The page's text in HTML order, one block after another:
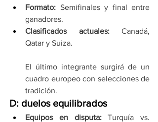
Formato: Semifinales y final entre
ganadores.
Clasificados actuales: Canadá,
Qatar y Suiza.
El último integrante surgirá de un
cuadro europeo con selecciones de
tradición.
D: duelos equilibrados
Equipos en disputa: Turquía vs.